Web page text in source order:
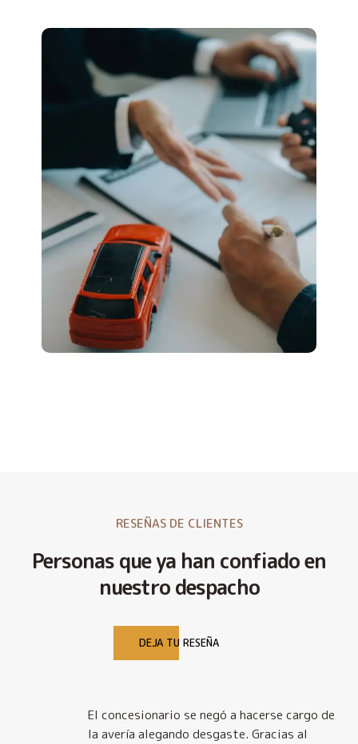
RESEÑAS DE CLIENTES
Personas que ya han confiado en
nuestro despacho
DEJA TU RESEÑA
El concesionario se negó a hacerse cargo de
la avería alegando desgaste. Gracias al